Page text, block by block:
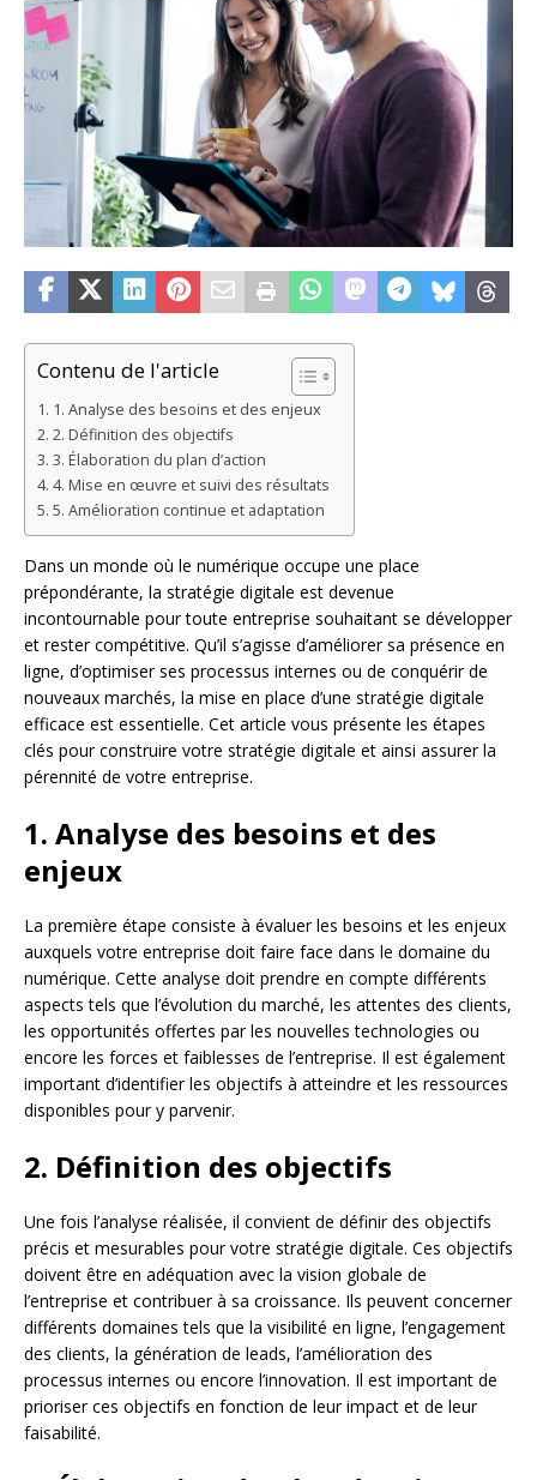
Contenu de l'article
1. Analyse des besoins et des enjeux
2. Définition des objectifs
3. Élaboration du plan d’action
4. Mise en œuvre et suivi des résultats
5. Amélioration continue et adaptation
Dans un monde où le numérique occupe une place
prépondérante, la stratégie digitale est devenue
incontournable pour toute entreprise souhaitant se développer
et rester compétitive. Qu’il s’agisse d’améliorer sa présence en
ligne, d’optimiser ses processus internes ou de conquérir de
nouveaux marchés, la mise en place d’une stratégie digitale
efficace est essentielle. Cet article vous présente les étapes
clés pour construire votre stratégie digitale et ainsi assurer la
pérennité de votre entreprise.
1. Analyse des besoins et des
enjeux
La première étape consiste à évaluer les besoins et les enjeux
auxquels votre entreprise doit faire face dans le domaine du
numérique. Cette analyse doit prendre en compte différents
aspects tels que l’évolution du marché, les attentes des clients,
les opportunités offertes par les nouvelles technologies ou
encore les forces et faiblesses de l’entreprise. Il est également
important d’identifier les objectifs à atteindre et les ressources
disponibles pour y parvenir.
2. Définition des objectifs
Une fois l’analyse réalisée, il convient de définir des objectifs
précis et mesurables pour votre stratégie digitale. Ces objectifs
doivent être en adéquation avec la vision globale de
l’entreprise et contribuer à sa croissance. Ils peuvent concerner
différents domaines tels que la visibilité en ligne, l’engagement
des clients, la génération de leads, l’amélioration des
processus internes ou encore l’innovation. Il est important de
prioriser ces objectifs en fonction de leur impact et de leur
faisabilité.